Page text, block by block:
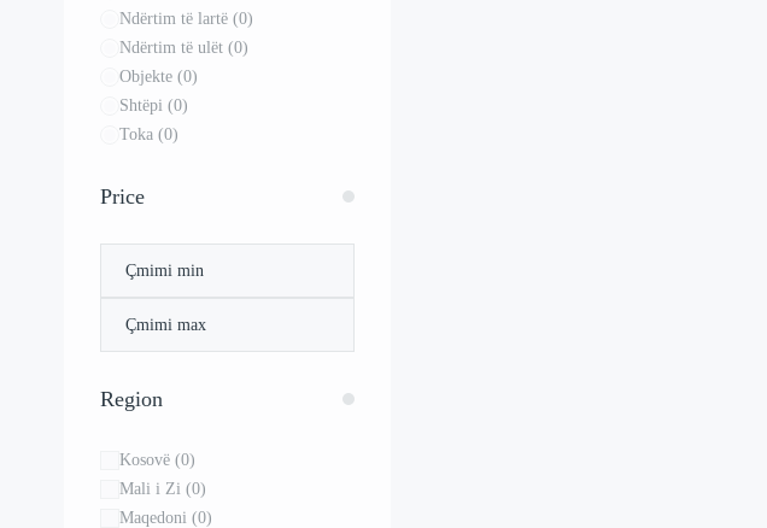
Ndërtim të lartë (0)
Ndërtim të ulët (0)
Objekte (0)
Shtëpi (0)
Toka (0)
Price
Region
Kosovë (0)
Mali i Zi (0)
Maqedoni (0)